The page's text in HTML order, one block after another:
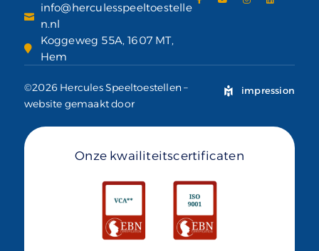
info@herculesspeeltoestelle
n.nl
Koggeweg 55A, 1607 MT,
Hem
©2026 Hercules Speeltoestellen –
website gemaakt door
impression
Onze kwailiteitscertificaten